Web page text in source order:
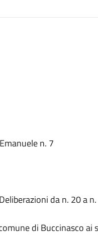
n. 7
da n. 20 a
di Buccinasco ai